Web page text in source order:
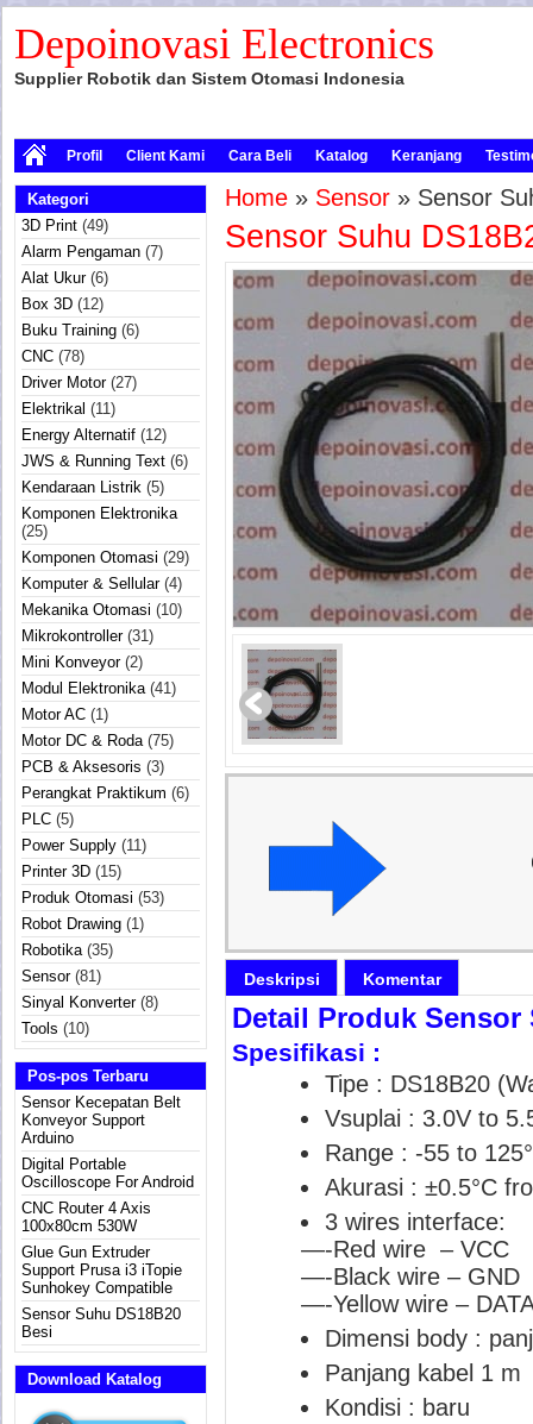
Depoinovasi Electronics
Supplier Robotik dan Sistem Otomasi Indonesia
Profil Client Kami Cara Beli Katalog Keranjang
Kategori
3D Print (49)
Alarm Pengaman (7)
Alat Ukur(6)
Box 3D (12)
Buku Training (6)
CNC (78)
Driver Motor(27)
Elektrikal (11)
Energy Alternatif (12)
JWS & Running Text (6)
Kendaraan Listrik (5)
Komponen Elektronika
(25)
Komponen Otomasi (29)
Komputer & Sellular(4)
Mekanika Otomasi (10)
Mikrokontroller(31)
Mini Konveyor(2)
Modul Elektronika(41)
Motor AC (1)
Motor DC & Roda(75)
PCB & Aksesoris (3)
Perangkat Praktikum (6)
PLC (5)
Power Supply (11)
Printer 3D (15)
Produk Otomasi (53)
Robot Drawing (1)
Robotika(35)
Sensor(81)
Sinyal Konverter(8)
Tools (10)
Pos-pos Terbaru
Sensor Kecepatan Belt
Konveyor Support
Arduino
Digital Portable
Oscilloscope For Android
CNC Router 4 Axis
100x80cm 530W
Glue Gun Extruder
Support Prusa i3 iTopie
Sunhokey Compatible
Sensor Suhu DS18B20
Besi
Download Katalog
Home » Sensor » Sensor
Sensor Suhu
Deskripsi Komentar
Detail Produk Sensor
Spesifikasi :
Tipe : DS18B20
Vsuplai : 3.0V to
Range : -55 to
Akurasi : ±0.5°C
3 wires interface:
—-Red wire – VCC
—-Black wire – GND
—-Yellow wire –
Dimensi body :
Panjang kabel 1 m
Kondisi : baru